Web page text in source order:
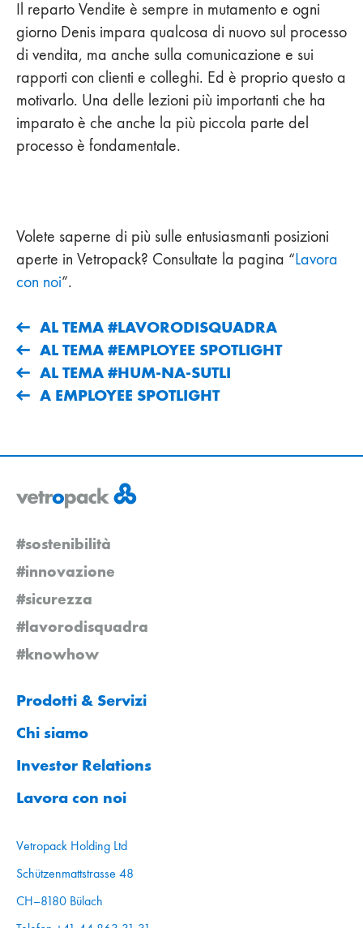
Il reparto Vendite è sempre in mutamento e ogni
giorno Denis impara qualcosa di nuovo sul processo
di vendita, ma anche sulla comunicazione e sui
rapporti con clienti e colleghi. Ed è proprio questo a
motivarlo. Una delle lezioni più importanti che ha
imparato è che anche la più piccola parte del
processo è fondamentale.
Volete saperne di più sulle entusiasmanti posizioni
aperte in Vetropack? Consultate la pagina “Lavora
con noi”.
AL TEMA #LAVORODISQUADRA
AL TEMA #EMPLOYEE SPOTLIGHT
AL TEMA #HUM-NA-SUTLI
A EMPLOYEE SPOTLIGHT
#sostenibilità
#innovazione
#sicurezza
#lavorodisquadra
#knowhow
Prodotti & Servizi
Chi siamo
Investor Relations
Lavora con noi
Vetropack Holding Ltd
Schützenmattstrasse 48
CH–8180 Bülach